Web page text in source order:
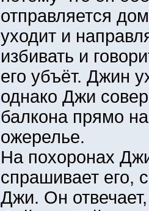
отправляется
уходит и
избивать и
его убъёт. Джин
однако Джи
балкона прямо
ожерелье.
На похоронах
спрашивает его,
Джи. Он